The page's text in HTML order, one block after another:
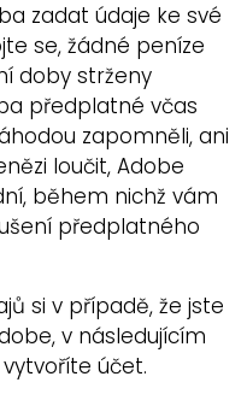
zadat údaje ke své
se, žádné peníze
doby strženy
předplatné včas
zapomněli, ani
loučit, Adobe
během nichž vám
předplatného
si v případě, že jste
v následujícím
účet.